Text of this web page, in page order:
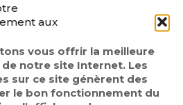
aux
vous offrir la meilleure
notre site Internet. Les
sur ce site génèrent des
le bon fonctionnement du